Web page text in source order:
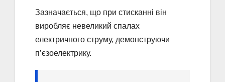
Зазначається, що при стисканні він
виробляє невеликий спалах
електричного струму, демонструючи
п’єзоелектрику.